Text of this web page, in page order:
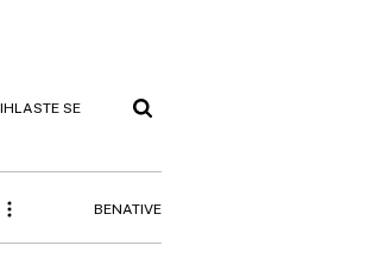
SE
BENATIVE